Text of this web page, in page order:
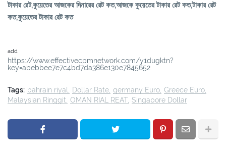
টাকার রেট,কুয়েতের আজকের দিনারের রেট কত,আজকে কুয়েতের টাকার রেট কত,টাকার রেট
কত,কুয়েতের টাকার রেট কত
add
https://www.effectivecpmnetwork.com/y1dugktn?
key=abebbee7e7c4bd7da386e130e7845652
Tags: bahrain riyal Dollar Rate germany Euro Greece Euro
Malaysian Ringgit OMAN RIAL REAT Singapore Dollar